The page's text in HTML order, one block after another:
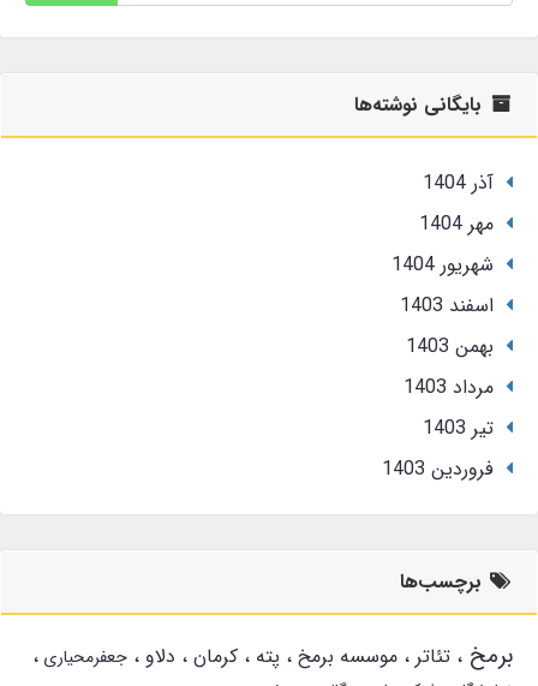
بایگانی نوشته‌ها
آذر 1404
مهر 1404
شهریور 1404
اسفند 1403
بهمن 1403
مرداد 1403
تير 1403
فروردین 1403
برچسب‌ها
برمخ تئاتر موسسه برمخ پته کرمان دلاو
جعفرمحیاری